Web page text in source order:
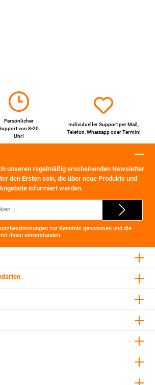
Persönlicher
von 8-20
Uhr!
Individueller Support perMail,
Telefon,WhatsappoderTermin!
unseren regelmäßig erscheinenden Newsletter
den Ersten sein, die über neue Produkte und
informiert werden.
zur Kenntnis genommen und die
ihnen einverstanden.